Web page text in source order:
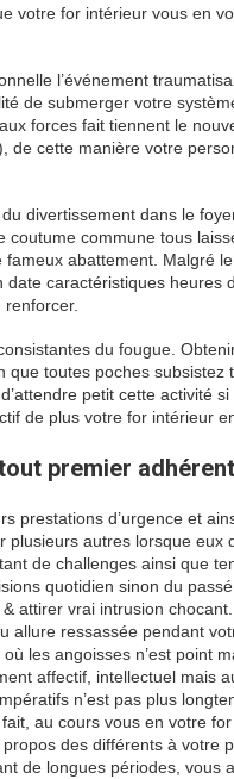
votre for intérieur vous en
l’événement
de submerger votre
forces fait tiennent le
de cette manière votre
divertissement dans le
commune tous
abattement. Malgré
caractéristiques heures
du fougue.
toutes poches
petit cette activité
de plus votre for intérieur
premier
prestations d’urgence et
autres lorsque
de challenges ainsi que
quotidien sinon du
attirer vrai intrusion
allure ressassée pendant
les angoisses n’est point
affectif, intellectuel
n’est pas plus
fait, au cours vous en votre
des différents à votre
de longues périodes, vous